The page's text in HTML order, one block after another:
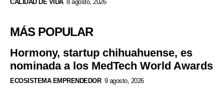
CALIDAD DE VIDA 8 agosto, 2026
MÁS POPULAR
Hormony, startup chihuahuense, es
nominada a los MedTech World Awards
ECOSISTEMA EMPRENDEDOR 9 agosto, 2026